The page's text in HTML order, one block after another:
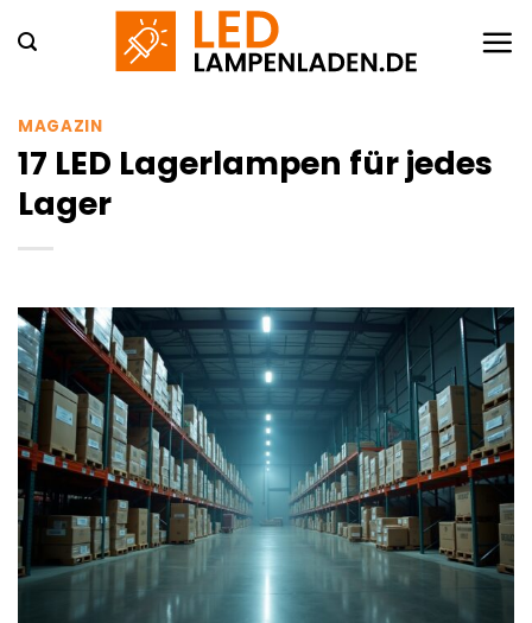
Inhalt
MAGAZIN
17 LED Lagerlampen für jedes
Lager